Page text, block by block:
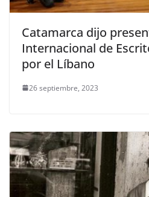
Catamarca dijo
Internacional de
por el Líbano
26 septiembre, 2023